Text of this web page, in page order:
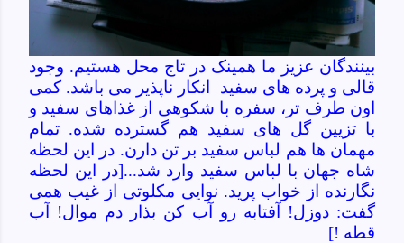
بینندگان عزیز ما همینک در تاج محل هستیم. وجود
قالی و پرده های سفید انکار ناپذیر می باشد. کمی
اون طرف تر، سفره با شکوهی از غذاهای سفید و
با تزیین گل های سفید هم گسترده شده. تمام
مهمان ها هم لباس سفید بر تن دارن. در این لحظه
شاه جهان با لباس سفید وارد شد...[در این لحظه
نگارنده از خواب پرید. نوایی مکلوتی از غیب همی
گفت: دوزل! آفتابه رو آب کن بذار دم موال! آب
قطه !
]